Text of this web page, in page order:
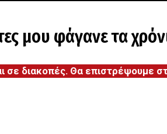
μου φάγανε τα
σε διακοπές. Θα επιστρέψουμε